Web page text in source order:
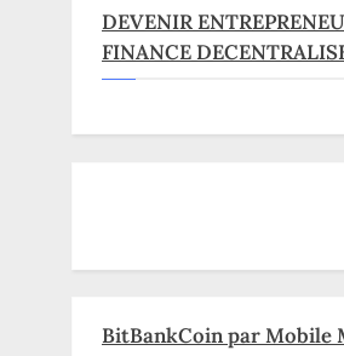
DEVENIR
FINANCE
BitBankCoin par Mobile